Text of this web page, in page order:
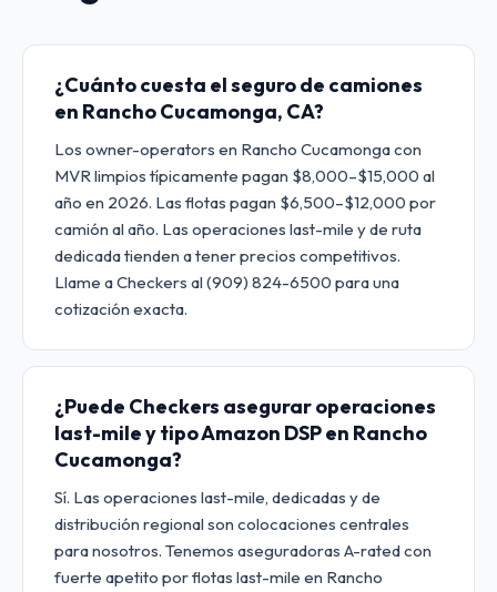
¿Cuánto cuesta el seguro de camiones
en Rancho Cucamonga, CA?
Los owner-operators en Rancho Cucamonga con
MVR limpios típicamente pagan $8,000–$15,000 al
año en 2026. Las flotas pagan $6,500–$12,000 por
camión al año. Las operaciones last-mile y de ruta
dedicada tienden a tener precios competitivos.
Llame a Checkers al (909) 824-6500 para una
cotización exacta.
¿Puede Checkers asegurar operaciones
last-mile y tipo Amazon DSP en Rancho
Cucamonga?
Sí. Las operaciones last-mile, dedicadas y de
distribución regional son colocaciones centrales
para nosotros. Tenemos aseguradoras A-rated con
fuerte apetito por flotas last-mile en Rancho